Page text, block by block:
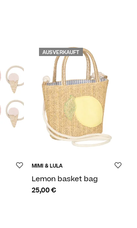
AUSVERKAUFT
MIMI & LULA
Lemon basket bag
25,00€